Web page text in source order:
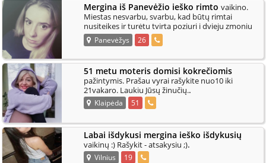
Mergina iš Panevėžio ieško rimto vaikino.
Miestas nesvarbu, svarbu, kad būtų rimtai
nusiteikes ir turėtu tvirta poziuri i dvieju zmoniu
santykius. Laukiu Jusu s
Panevėžys 26
51 metu moteris domisi kokrečiomis
pažintymis. Prašau vyrai rašykite nuo10 iki
21vakaro. Laukiu Jūsų žinučių..
Klaipėda 51
Labai išdykusi mergina ieško išdykusių
vaikinų :) Rašykit - atsakysiu ;).
Vilnius 19